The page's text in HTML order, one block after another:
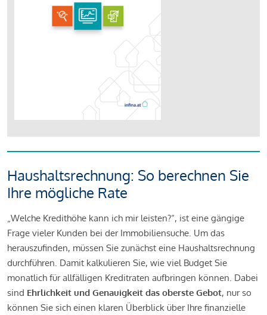
Haushaltsrechnung: So berechnen Sie
Ihre mögliche Rate
„Welche Kredithöhe kann ich mir leisten?“, ist eine gängige
Frage vieler Kunden bei der Immobiliensuche. Um das
herauszufinden, müssen Sie zunächst eine Haushaltsrechnung
durchführen. Damit kalkulieren Sie, wie viel Budget Sie
monatlich für allfälligen Kreditraten aufbringen können. Dabei
sind Ehrlichkeit und Genauigkeit das oberste Gebot, nur so
können Sie sich einen klaren Überblick über Ihre finanzielle